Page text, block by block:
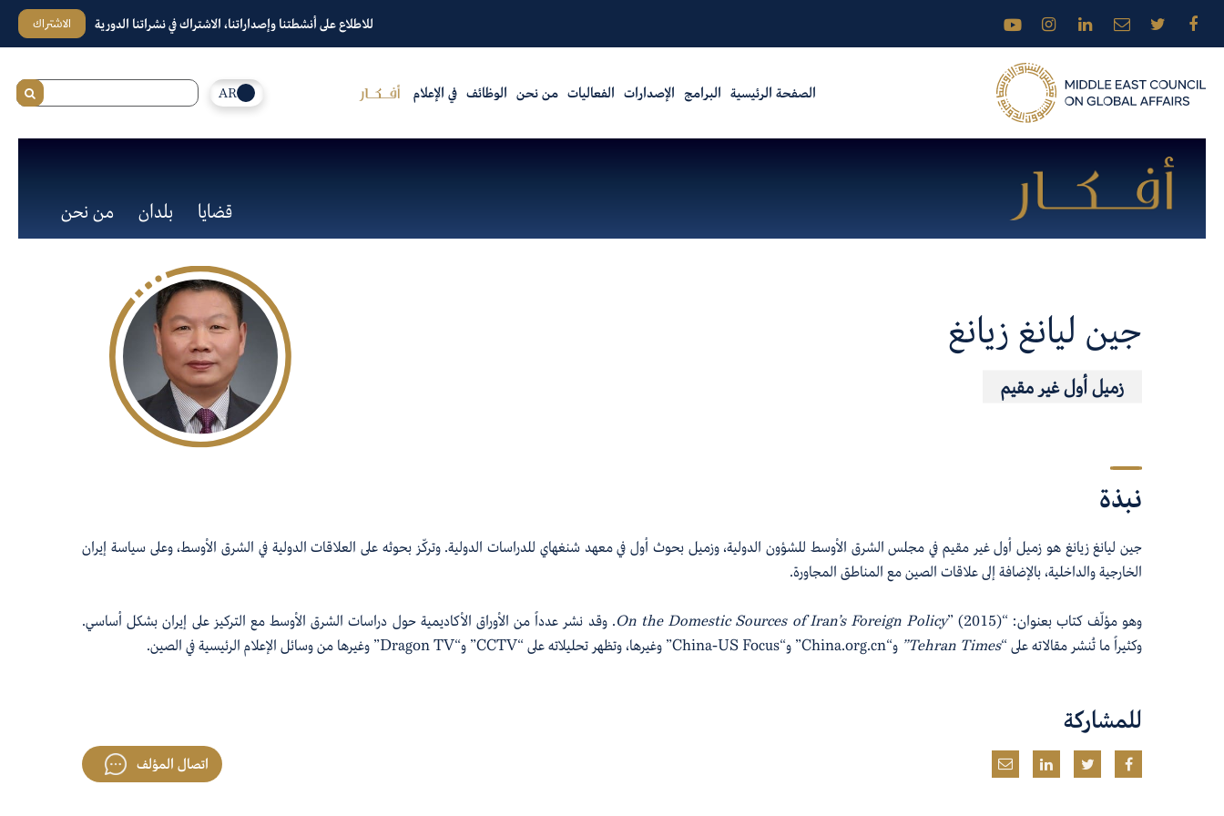
للاطلاع على أنشطتنا وإصداراتنا، الاشتراك في نشراتنا الدورية الاشتراك
الصفحة الرئيسية البرامج الإصدارات الفعاليات من نحن الوظائف في الإعلام AR
قضايا بلدان من نحن
جين ليانغ زيانغ
زميل أول غير مقيم
نبذة
جين ليانغ زيانغ هو زميل أول غير مقيم في مجلس الشرق الأوسط للشؤون الدولية، وزميلبحوث أول في معهد شنغهاي للدراسات الدولية. وتركّز بحوثه على العلاقات الدولية في الشرق الأوسط، وعلى سياسة إيران
الخارجية والداخلية، بالإضافة إلى علاقات الصين مع المناطق المجاورة.
وهو مؤلّف كتاب بعنوان: “
On the Domestic Sources of Iran’s Foreign Policy” (2015).
وقد نشر عدداً من الأوراق الأكاديمية حول دراسات الشرق الأوسط مع التركيز على إيران بشكل أساسي.
وكثيراً ما تُنشر مقالاتهعلى “Tehran Times” و“
China.org.cn” و“
China-US Focus” وغيرها، وتظهر تحليلاته على “
CCTV” و“
DragonTV” وغيرها من وسائل الإعلام الرئيسية في الصين.
للمشاركة
اتصال المؤلف